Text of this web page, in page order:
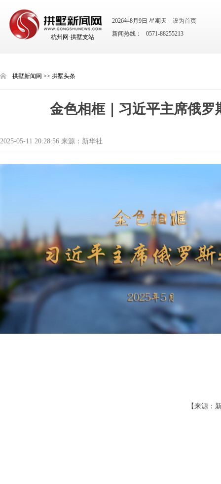
杭州网·拱墅支站
2026年8月9日 星期天
设为首页
新闻热线： 0571-88255213
拱墅新闻网 >> 拱墅头条
金色相框｜习近平主席俄罗
2025-05-11 20:28:56 来源：新华社
【来源：